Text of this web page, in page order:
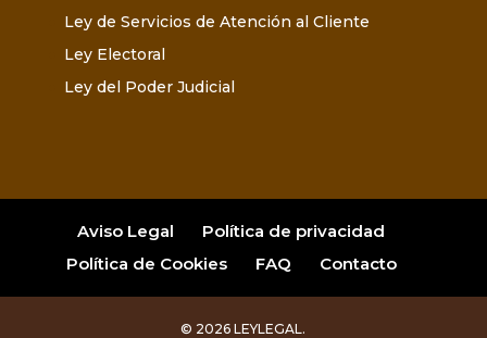
Ley de Servicios de Atención al Cliente
Ley Electoral
Ley del Poder Judicial
Aviso Legal
Política de privacidad
Política de Cookies
FAQ Contacto
© 2026 LEYLEGAL.